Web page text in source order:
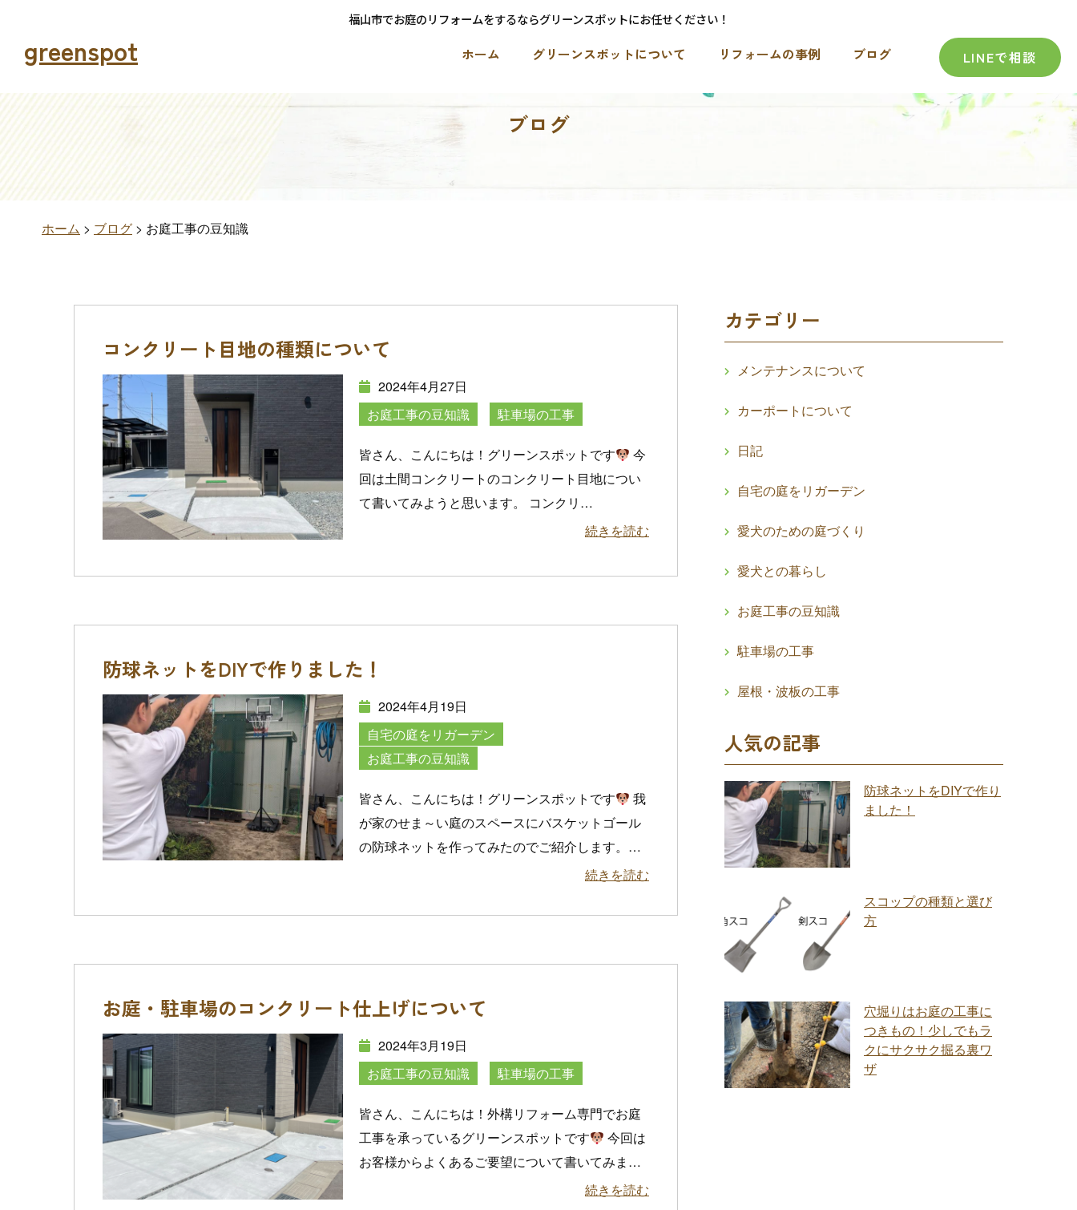
福山市でお庭のリフォームをするならグリーンスポットにお任せください！
greenspot ホーム グリーンスポットについて リフォームの事例 ブログ LINEで相談
ブログ
ホーム > ブログ > お庭工事の豆知識
コンクリート目地の種類について
2024年4月27日
お庭工事の豆知識
駐車場の工事
皆さん、こんにちは！グリーンスポットです
今
回は土間コンクリートのコンクリート目地につい
て書いてみようと思います。 コンクリ …
続きを読む
防球ネットをDIYで作りました！
2024年4月19日
自宅の庭をリガーデン
お庭工事の豆知識
皆さん、こんにちは！グリーンスポットです
我
が家のせま～い庭のスペースにバスケットゴール
の防球ネットを作ってみたのでご紹介します。 …
続きを読む
お庭・駐車場のコンクリート仕上げについて
2024年3月19日
お庭工事の豆知識
駐車場の工事
皆さん、こんにちは！外構リフォーム専門でお庭
工事を承っているグリーンスポットです
今回は
お客様からよくあるご要望について書いてみま …
続きを読む
カテゴリー
メンテナンスについて
カーポートについて
日記
自宅の庭をリガーデン
愛犬のための庭づくり
愛犬との暮らし
お庭工事の豆知識
駐車場の工事
屋根・波板の工事
人気の記事
防球ネットをDIYで作り
ました！
スコップの種類と選び
方
穴堀りはお庭の工事に
つきもの！少しでもラ
クにサクサク掘る裏ワ
ザ